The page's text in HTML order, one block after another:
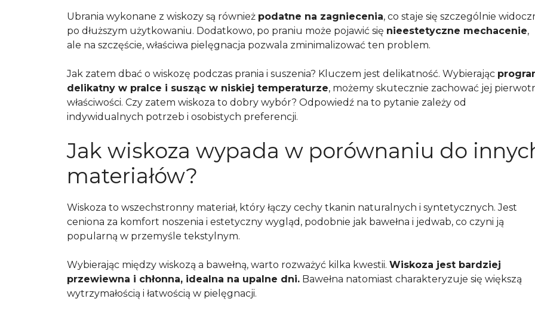
Ubrania wykonane z wiskozy są również podatne na zagniecenia, co staje się szczególnie
po dłuższym użytkowaniu. Dodatkowo, po praniu może pojawić się nieestetyczne mechacenie,
ale na szczęście, właściwa pielęgnacja pozwala zminimalizować ten problem.
Jak zatem dbać o wiskozę podczas prania i suszenia? Kluczem jest delikatność. Wybierając
delikatny w pralce i susząc w niskiej temperaturze, możemy skutecznie zachować jej
właściwości. Czy zatem wiskoza to dobry wybór? Odpowiedź na to pytanie zależy od
indywidualnych potrzeb i osobistych preferencji.
Jak wiskoza wypada w porównaniu do
materiałów?
Wiskoza to wszechstronny materiał, który łączy cechy tkanin naturalnych i syntetycznych. Jest
ceniona za komfort noszenia i estetyczny wygląd, podobnie jak bawełna i jedwab, co czyni ją
popularną w przemyśle tekstylnym.
Wybierając między wiskozą a bawełną, warto rozważyć kilka kwestii. Wiskoza jest bardziej
przewiewna i chłonna, idealna na upalne dni. Bawełna natomiast charakteryzuje się większą
wytrzymałością i łatwością w pielęgnacji.